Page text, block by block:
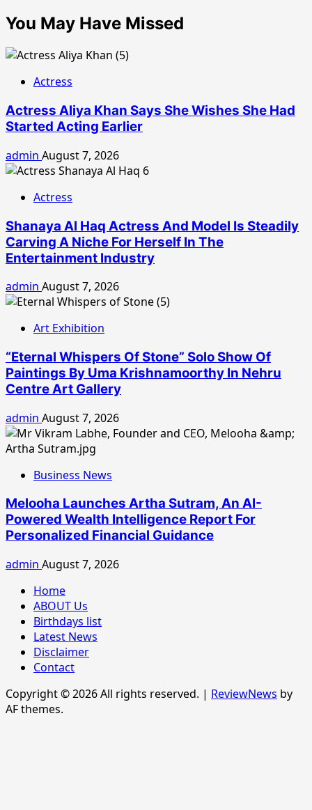
You May Have Missed
Actress
Actress Aliya Khan Says She Wishes She Had
Started Acting Earlier
admin August 7, 2026
Actress
Shanaya Al Haq Actress And Model Is Steadily
Carving A Niche For Herself In The
Entertainment Industry
admin August 7, 2026
Art Exhibition
“Eternal Whispers Of Stone” Solo Show Of
Paintings By Uma Krishnamoorthy In Nehru
Centre Art Gallery
admin August 7, 2026
Business News
Melooha Launches Artha Sutram, An AI-
Powered Wealth Intelligence Report For
Personalized Financial Guidance
admin August 7, 2026
Home
ABOUT Us
Birthdays list
Latest News
Disclaimer
Contact
Copyright © 2026 All rights reserved. | ReviewNews by
AF themes.